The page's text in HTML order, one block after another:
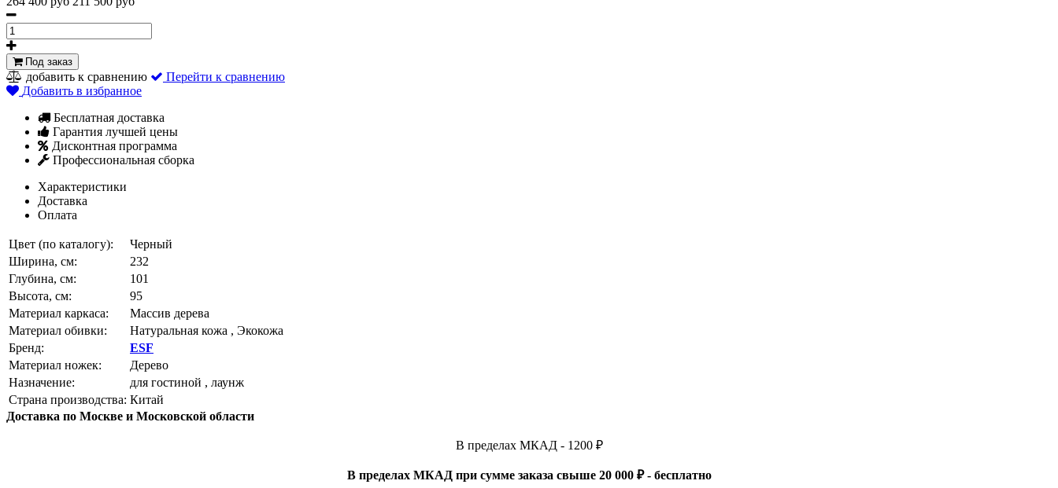
Под заказ
добавить к сравнению
Перейти к сравнению
Добавить в избранное
Бесплатная доставка
Гарантия лучшей цены
Дисконтная программа
Профессиональная сборка
Характеристики
Доставка
Оплата
Цвет (по каталогу):
Черный
Ширина, см:
232
Глубина, см:
101
Высота, см:
95
Материал каркаса:
Массив дерева
Материал обивки:
Натуральная кожа , Экокожа
Бренд:
ESF
Материал ножек:
Дерево
Назначение:
для гостиной , лаунж
Страна производства: Китай
Доставка по Москве и Московской области
В пределах МКАД - 1200 ₽
В пределах МКАД при сумме заказа свыше 20 000 ₽ - бесплатно